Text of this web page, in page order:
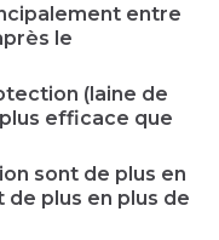
entre
le
(laine de
efficace que
sont de plus en
plus en plus de